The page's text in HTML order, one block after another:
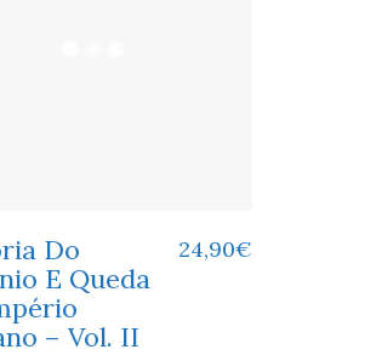
Do
E Queda
– Vol. II
24,90€